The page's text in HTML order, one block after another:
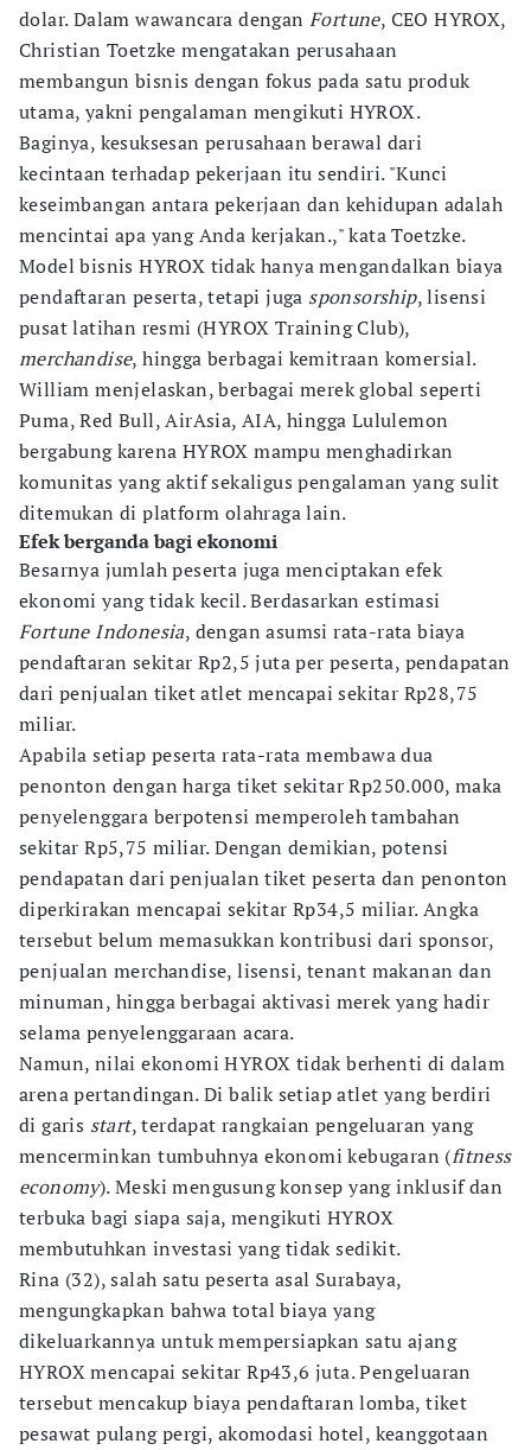
dolar. Dalam wawancara dengan Fortune, CEO HYROX,
Christian Toetzke mengatakan perusahaan
membangun bisnis dengan fokus pada satu produk
utama, yakni pengalaman mengikuti HYROX.
Baginya, kesuksesan perusahaan berawal dari
kecintaan terhadap pekerjaan itu sendiri. "Kunci
keseimbangan antara pekerjaan dan kehidupan adalah
mencintai apa yang Anda kerjakan.," kata Toetzke.
Model bisnis HYROX tidak hanya mengandalkan biaya
pendaftaran peserta, tetapi juga sponsorship, lisensi
pusat latihan resmi (HYROX Training Club),
merchandise, hingga berbagai kemitraan komersial.
William menjelaskan, berbagai merek global seperti
Puma, Red Bull, AirAsia, AIA, hingga Lululemon
bergabung karena HYROX mampu menghadirkan
komunitas yang aktif sekaligus pengalaman yang sulit
ditemukan di platform olahraga lain.
Efek berganda bagi ekonomi
Besarnya jumlah peserta juga menciptakan efek
ekonomi yang tidak kecil. Berdasarkan estimasi
Fortune Indonesia, dengan asumsi rata-rata biaya
pendaftaran sekitar Rp2,5 juta per peserta, pendapatan
dari penjualan tiket atlet mencapai sekitar Rp28,75
miliar.
Apabila setiap peserta rata-rata membawa dua
penonton dengan harga tiket sekitar Rp250.000, maka
penyelenggara berpotensi memperoleh tambahan
sekitar Rp5,75 miliar. Dengan demikian, potensi
pendapatan dari penjualan tiket peserta dan penonton
diperkirakan mencapai sekitar Rp34,5 miliar. Angka
tersebut belum memasukkan kontribusi dari sponsor,
penjualan merchandise, lisensi, tenant makanan dan
minuman, hingga berbagai aktivasi merek yang hadir
selama penyelenggaraan acara.
Namun, nilai ekonomi HYROX tidak berhenti di dalam
arena pertandingan. Di balik setiap atlet yang berdiri
di garis start, terdapat rangkaian pengeluaran yang
mencerminkan tumbuhnya ekonomi kebugaran (fitness
economy). Meski mengusung konsep yang inklusif dan
terbuka bagi siapa saja, mengikuti HYROX
membutuhkan investasi yang tidak sedikit.
Rina (32), salah satu peserta asal Surabaya,
mengungkapkan bahwa total biaya yang
dikeluarkannya untuk mempersiapkan satu ajang
HYROX mencapai sekitar Rp43,6 juta. Pengeluaran
tersebut mencakup biaya pendaftaran lomba, tiket
pesawat pulang pergi, akomodasi hotel, keanggotaan